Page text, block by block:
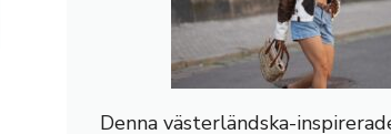
Denna västerländska-